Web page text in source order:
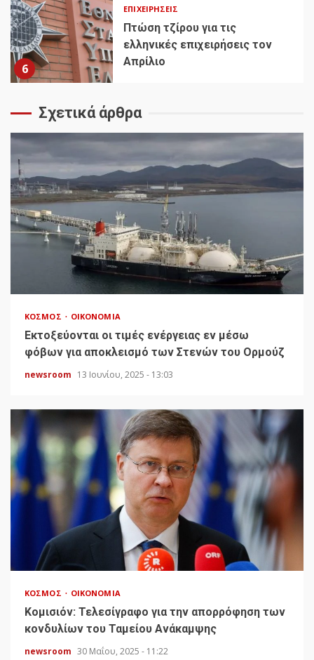
6
ΕΠΙΧΕΙΡΉΣΕΙΣ
Πτώση τζίρου για τις
ελληνικές επιχειρήσεις τον
Απρίλιο
Σχετικά άρθρα
ΚΌΣΜΟΣ ΟΙΚΟΝΟΜΊΑ
Εκτοξεύονται οι τιμές ενέργειας εν μέσω
φόβων για αποκλεισμό των Στενών του Ορμούζ
newsroom 13 Ιουνίου, 2025 - 13:03
ΚΌΣΜΟΣ ΟΙΚΟΝΟΜΊΑ
Κομισιόν: Τελεσίγραφο για την απορρόφηση των
κονδυλίων του Ταμείου Ανάκαμψης
newsroom 30 Μαΐου, 2025 - 11:22